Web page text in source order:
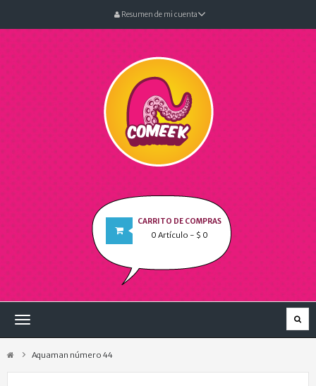
Resumen de mi cuenta
CARRITO DE COMPRAS
0 Artículo - $ 0
Navegación
Aquaman número 44